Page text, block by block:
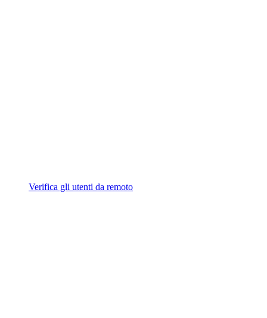
Verifica gli utenti da remoto